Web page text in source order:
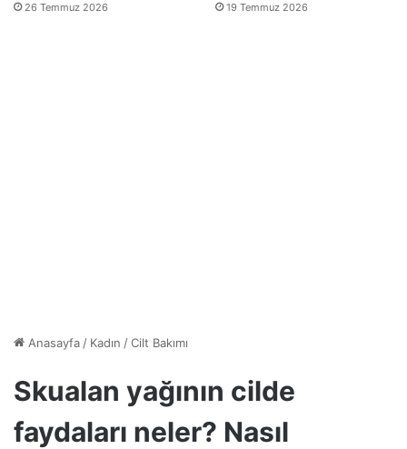
26 Temmuz 2026 19 Temmuz 2026